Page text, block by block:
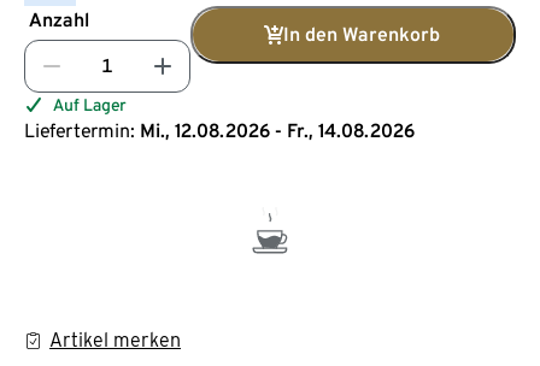
Anzahl
In den Warenkorb
Auf Lager
Liefertermin: Mi., 12.08.2026 - Fr., 14.08.2026
Artikel merken